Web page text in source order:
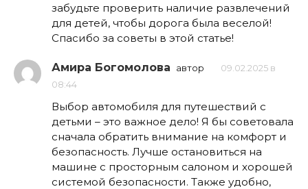
забудьте проверить наличие развлечений
для детей, чтобы дорога была веселой!
Спасибо за советы в этой статье!
Амира Богомолова автор
09.02.2025 в
08:44
Выбор автомобиля для путешествий с
детьми – это важное дело! Я бы советовала
сначала обратить внимание на комфорт и
безопасность. Лучше остановиться на
машине с просторным салоном и хорошей
системой безопасности. Также удобно,